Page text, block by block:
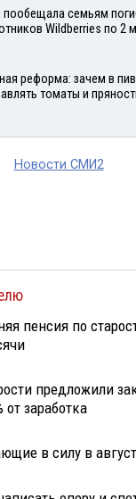
пообещала семьям
Wildberries по 2
реформа: зачем в
томаты и
Новости СМИ2
пенсия по
предложили
заработка
в силу в